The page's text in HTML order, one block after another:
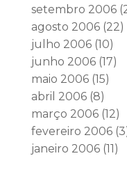
setembro 2006
agosto 2006(22)
julho 2006(10)
junho 2006(17)
maio 2006(15)
abril 2006(8)
março 2006(12)
fevereiro 2006
janeiro 2006(11)